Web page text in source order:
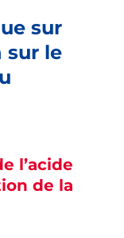
sur
sur le
l’acide
de la